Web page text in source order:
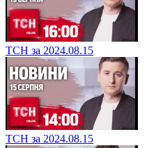
ТСН за 2024.08.15
ТСН за 2024.08.15